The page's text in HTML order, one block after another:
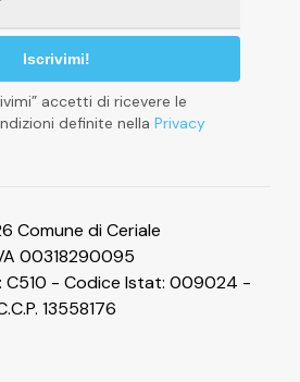
accetti di ricevere le
definite nella Privacy
Comune di Ceriale
00318290095
C510 - Codice Istat: 009024 -
13558176